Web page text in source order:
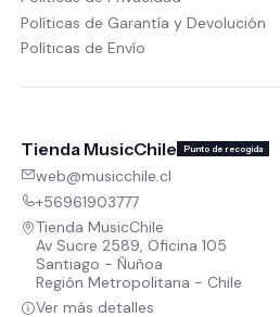
Políticas de Garantía y Devolución
Políticas de Envío
Tienda MusicChile Punto de recogida
web@musicchile.cl
+56961903777
Tienda MusicChile
Av Sucre 2589, Oficina 105
Santiago - Ñuñoa
Región Metropolitana - Chile
Ver más detalles